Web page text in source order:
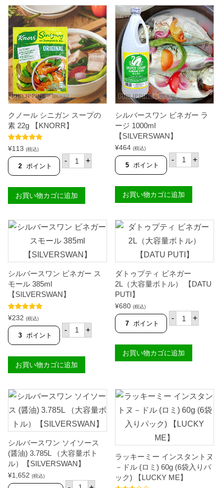
ス
ー
プ
の
素
（
魚
介
風
味
）
1
1
【
R
】
ス
ー
プ
の
素
（
み
そ
風
味
）
2
3
【
R
】
クノール シニガン スープの
素 22g 【KNORR】
5段階中5.00
の評価
¥113 (税込)
2 ポイント
- ク
ノ
シ
ニ
ガ
ス
ー
プ
の
素
2
g
R
】
個
+
お買い物カゴに追加
シルバースワン ビネガー ラ
ージ 1000ml
【SILVERSWAN】
¥464 (税込)
5 ポイント
- シ
ル
ス
ワ
ン
ネ
ガ
ラ
ー
ジ
0
0
0
【
V
E
R
N
】
個
+
お買い物カゴに追加
シルバースワン ビネガー ス
モール 385ml
【SILVERSWAN】
5段階中5.00
の評価
¥232 (税込)
3 ポイント
- シ
ル
ス
ワ
ン
ネ
ガ
ス
モ
ー
3
8
5
m
+
お買い物カゴに追加
ダトゥプティ ビネガー
2L（大容量ボトル） 【DATU
PUTI】
¥680 (税込)
7 ポイント
- ダ
ト
テ
ィ
ビ
2
L
（
大
容
ル
）
【
D
+
お買い物カゴに追加
シルバースワン ソイソース
(醤油) 3.785L （大容量ボト
ル）【SILVERSWAN】
¥1,652 (税込)
シ
ラッキーミー インスタントヌ
－ドル (ロミ) 60g (6袋入りパ
ック) 【LUCKY ME】